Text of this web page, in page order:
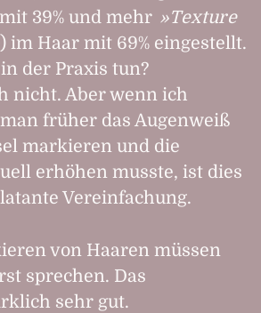
39% und mehr
Texture
im Haar mit 69% eingestellt.
der Praxis tun?
nicht. Aber wenn ich
früher das Augenweiß
markieren und die
erhöhen musste, ist dies
Vereinfachung.
von Haaren müssen
sprechen. Das
sehr gut.